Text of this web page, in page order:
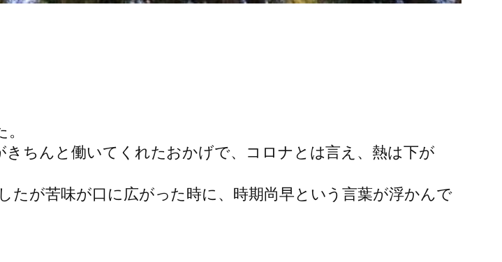
ちんと働いてくれたおかげで、コロナとは言え、熱は下が
が苦味が口に広がった時に、時期尚早という言葉が浮かんで